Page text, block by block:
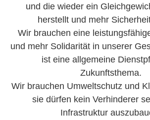
und die wieder ein
herstellt und mehr
Wir brauchen eine
und mehr Solidarität in unserer
ist eine allgemeine
Zukunftsthema.
Wir brauchen Umweltschutz und
sie dürfen kein Verhinderer
Infrastruktur